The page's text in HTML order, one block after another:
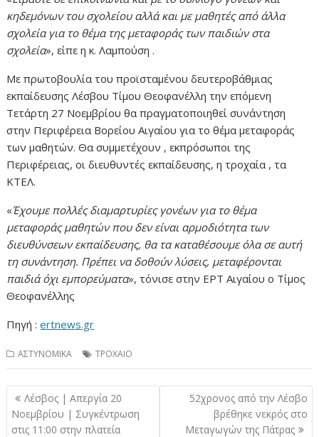
κηδεμόνων του σχολείου αλλά και με μαθητές από άλλα
σχολεία για το θέμα της μεταφοράς των παιδιών στα
σχολεία», είπε η κ. Λαμπούση .
Με πρωτοβουλία του προϊσταμένου δευτεροβάθμιας
εκπαίδευσης Λέσβου Τίμου Θεοφανέλλη την επόμενη
Τετάρτη 27 Νοεμβρίου θα πραγματοποιηθεί συνάντηση
στην Περιφέρεια Βορείου Αιγαίου για το θέμα μεταφοράς
των μαθητών. Θα συμμετέχουν , εκπρόσωποι της
Περιφέρειας, οι διευθυντές εκπαίδευσης, η τροχαία , τα
ΚΤΕΛ.
«Έχουμε πολλές διαμαρτυρίες γονέων για το θέμα
μεταφοράς μαθητών που δεν είναι αρμοδιότητα των
διευθύνσεων εκπαίδευσης, θα τα καταθέσουμε όλα σε αυτή
τη συνάντηση. Πρέπει να δοθούν λύσεις, μεταφέρονται
παιδιά όχι εμπορεύματα», τόνισε στην ΕΡΤ Αιγαίου ο Τίμος
Θεοφανέλλης
Πηγή :ertnews.gr
ΑΣΤΥΝΟΜΙΚΑ ΤΡΟΧΑΙΟ
Πλοήγηση
άρθρων
Λέσβος | Απεργία 20
Νοεμβρίου | Συγκέντρωση
στις 11:00 στην πλατεία
52χρονος από την Λέσβο
βρέθηκε νεκρός στο
Μεταγωγών της Πάτρας